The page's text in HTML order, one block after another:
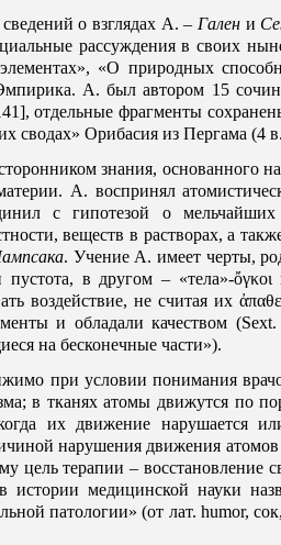
о взглядах А. – Галени
рассуждения в своих
«О природных
А. был автором 15
отдельные фрагменты
сводах» Орибасия из Пергама (4
знания, основанного
А. воспринял
с гипотезой о
веществ в растворах, а
. Учение А. имеет черты,
пустота, в другом – «тела»-
воздействие, не счи­тая их
и обладали качеством
на бесконечные части»).
при условии понимания
в тканях атомы движутся по
их дви­жение нарушается
нарушения движения
цель терапии –
истории медицинской науки
патоло­гии» (от лат. humor,